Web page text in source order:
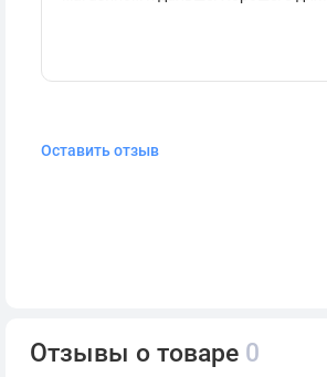
Оставить отзыв
Отзывы о товаре 0